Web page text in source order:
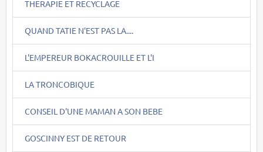
THERAPIE ET RECYCLAGE
QUAND TATIE N'EST PAS LA....
L'EMPEREUR BOKACROUILLE ET L'I
LA TRONCOBIQUE
CONSEIL D'UNE MAMAN A SON BEBE
GOSCINNY EST DE RETOUR